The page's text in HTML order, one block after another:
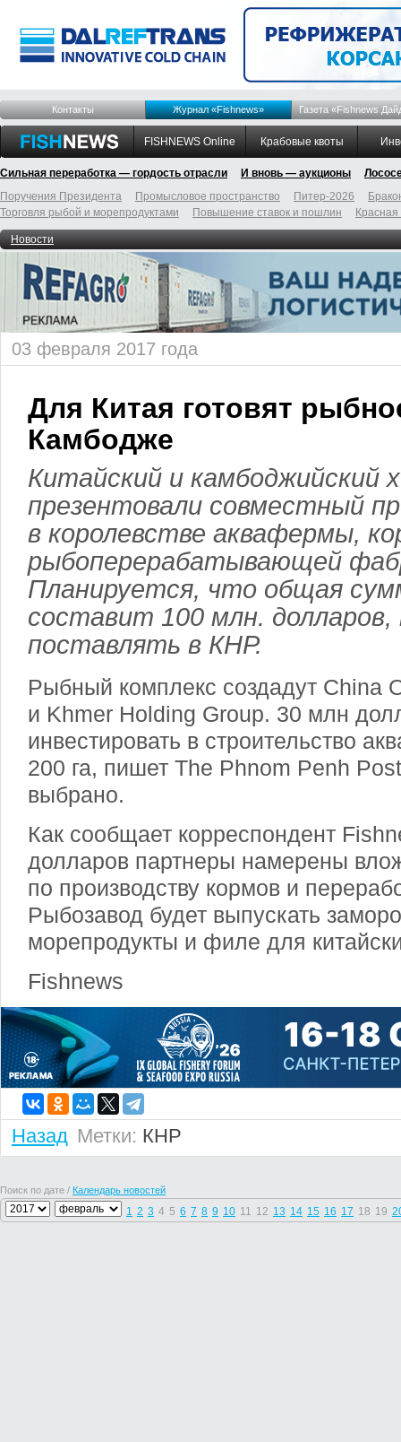
Контакты Журнал «Fishnews» Газета «Fishnews
FISHNEWS Online Крабовые квоты
Сильная переработка — гордость отрасли И вновь — аукционы
Поручения Президента
Промысловое пространство Питер-2026
Торговля рыбой и морепродуктами
Повышение ставок и пошлин
Новости
03 февраля 2017 года
Для Китая готовят
Камбодже
Китайский и камбоджийский
презентовали совместный
в королевстве аквафермы,
рыбоперерабатывающей
Планируется, что общая
составит 100 млн.
поставлять в КНР.
Рыбный комплекс создадут China
и Khmer Holding Group. 30 млн
инвестировать в строительство
200 га, пишет The Phnom Penh
выбрано.
Как сообщает корреспондент
долларов партнеры намерены
по производству кормов и
Рыбозавод будет выпускать
морепродукты и филе для
Fishnews
Назад Метки: КНР
Поиск по дате / Календарь новостей
1 2 3 4 5 6 7 8 9 10 11 12 13 14 15 16 17 18 19